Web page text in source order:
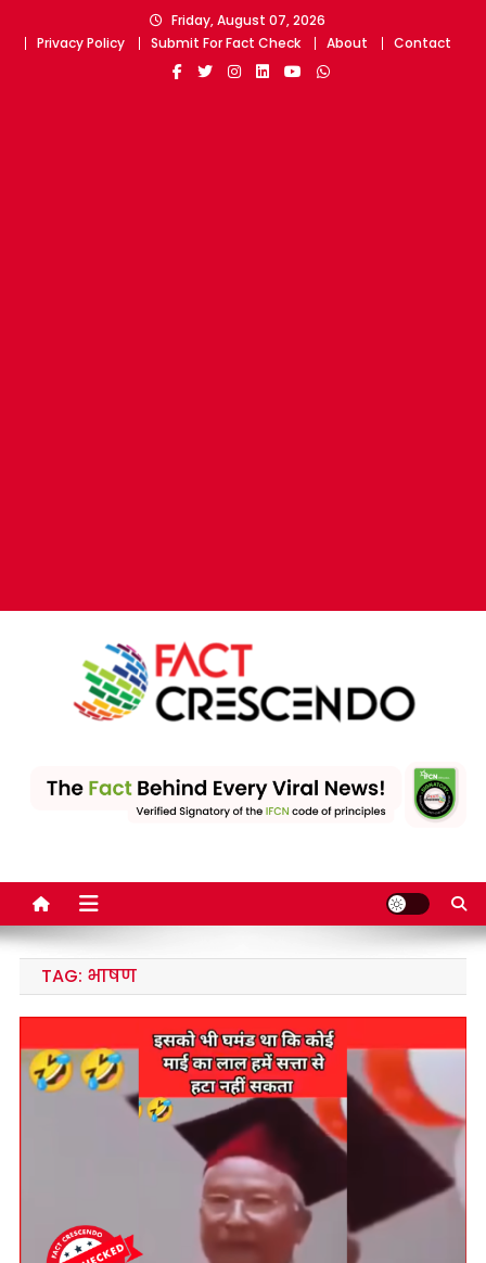
Friday, August 07, 2026
Privacy Policy
Submit For Fact Check About Contact
leading fact-checking
TAG: भाषण